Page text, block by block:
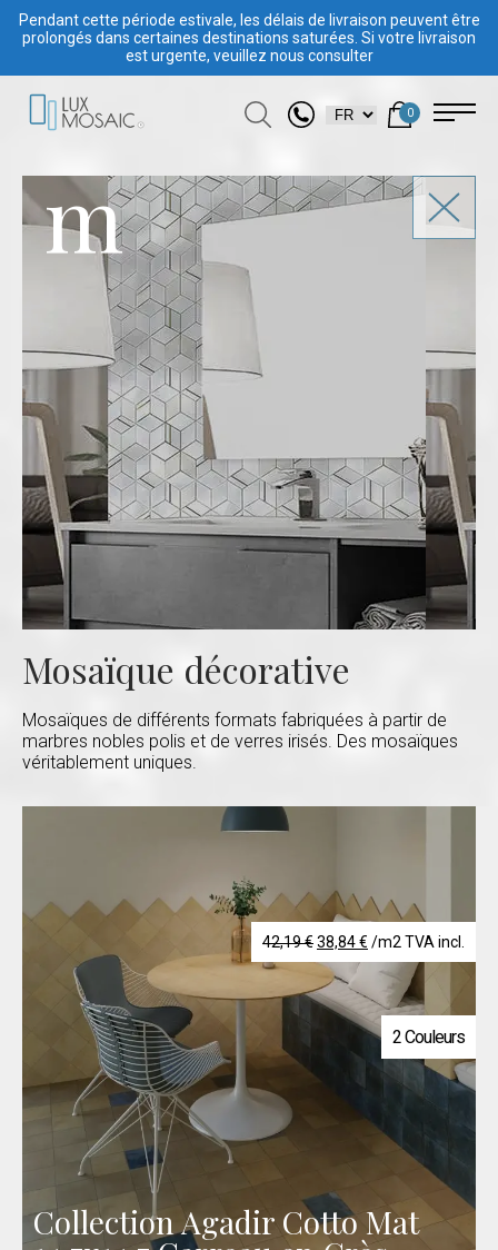
Pendant cette période estivale, les délais de livraison peuvent être
prolongés dans certaines destinations saturées. Si votre livraison
est urgente, veuillez nous consulter
0
m
Mosaïque décorative
Mosaïques de différents formats fabriquées à partir de
marbres nobles polis et de verres irisés. Des mosaïques
véritablement uniques.
42,19€Le
prix
initial
était :
42,19 €.
38,84€ Le
prix
actuel
est :
38,84 €.
/m2 TVA incl.
2 Couleurs
Collection Agadir Cotto Mat